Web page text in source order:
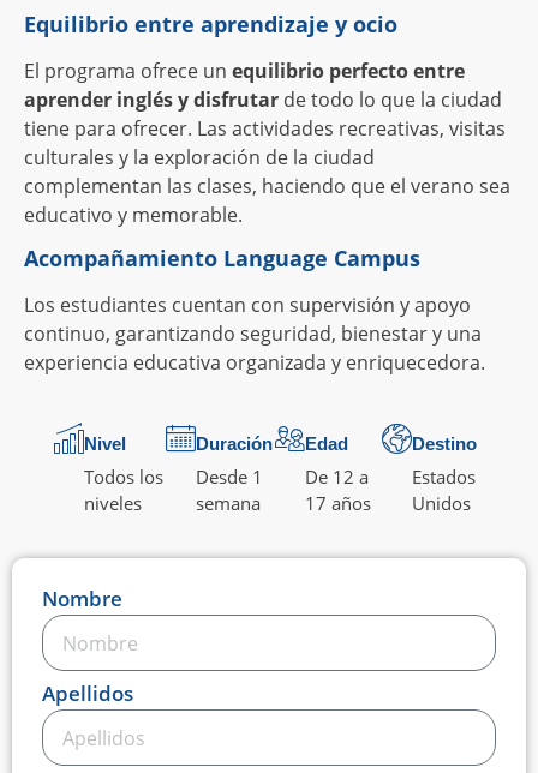
Equilibrio entre aprendizaje y ocio
El programa ofrece un equilibrio perfecto entre
aprender inglés y disfrutar de todo lo que la ciudad
tiene para ofrecer. Las actividades recreativas, visitas
culturales y la exploración de la ciudad
complementan las clases, haciendo que el verano sea
educativo y memorable.
Acompañamiento Language Campus
Los estudiantes cuentan con supervisión y apoyo
continuo, garantizando seguridad, bienestar y una
experiencia educativa organizada y enriquecedora.
Nivel
Todos los
niveles
Duración
Desde 1
semana
Edad
De 12 a
17 años
Destino
Estados
Unidos
Nombre
Apellidos